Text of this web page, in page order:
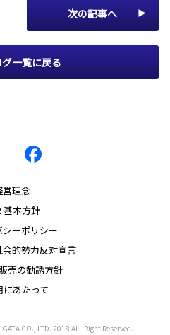
一覧に戻る
次の記事へ
営理念
基本方針
シーポリシー
的勢力反対宣言
売の勧誘方針
にあたって
CO., LTD. 2018 ALL Right Reserved.